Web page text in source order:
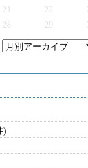
21 22
28 29
)